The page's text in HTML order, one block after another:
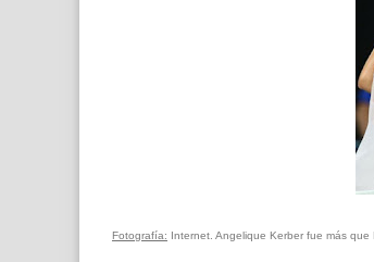
Fotografía: Internet. Angelique Kerber fue más